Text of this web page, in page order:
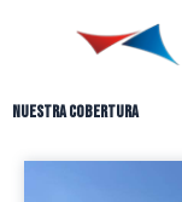
Nuestra cobertura